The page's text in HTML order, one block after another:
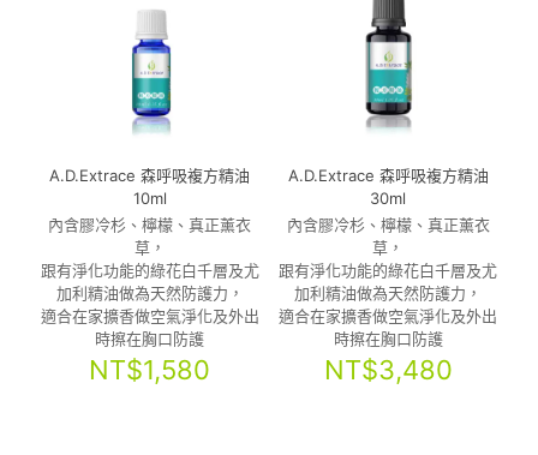
A.D.Extrace 森呼吸複方精油
10ml
內含膠冷杉、檸檬、真正薰衣
草，
跟有淨化功能的綠花白千層及尤
加利精油做為天然防護力，
適合在家擴香做空氣淨化及外出
時擦在胸口防護
NT$1,580
A.D.Extrace 森呼吸複方精油
30ml
內含膠冷杉、檸檬、真正薰衣
草，
跟有淨化功能的綠花白千層及尤
加利精油做為天然防護力，
適合在家擴香做空氣淨化及外出
時擦在胸口防護
NT$3,480